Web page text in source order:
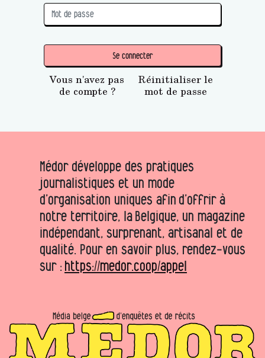
Se connecter
Vous n'avez pas
de compte ?
Réinitialiser le
mot de passe
Médor développe des pratiques
journalistiques et un mode
d’organisation uniques afin d’offrir à
notre territoire, la Belgique, un magazine
indépendant, surprenant, artisanal et de
qualité. Pour en savoir plus, rendez-vous
sur : https://medor.coop/appel